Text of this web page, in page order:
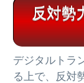
反対勢
デジタルトラ
る上で、反対